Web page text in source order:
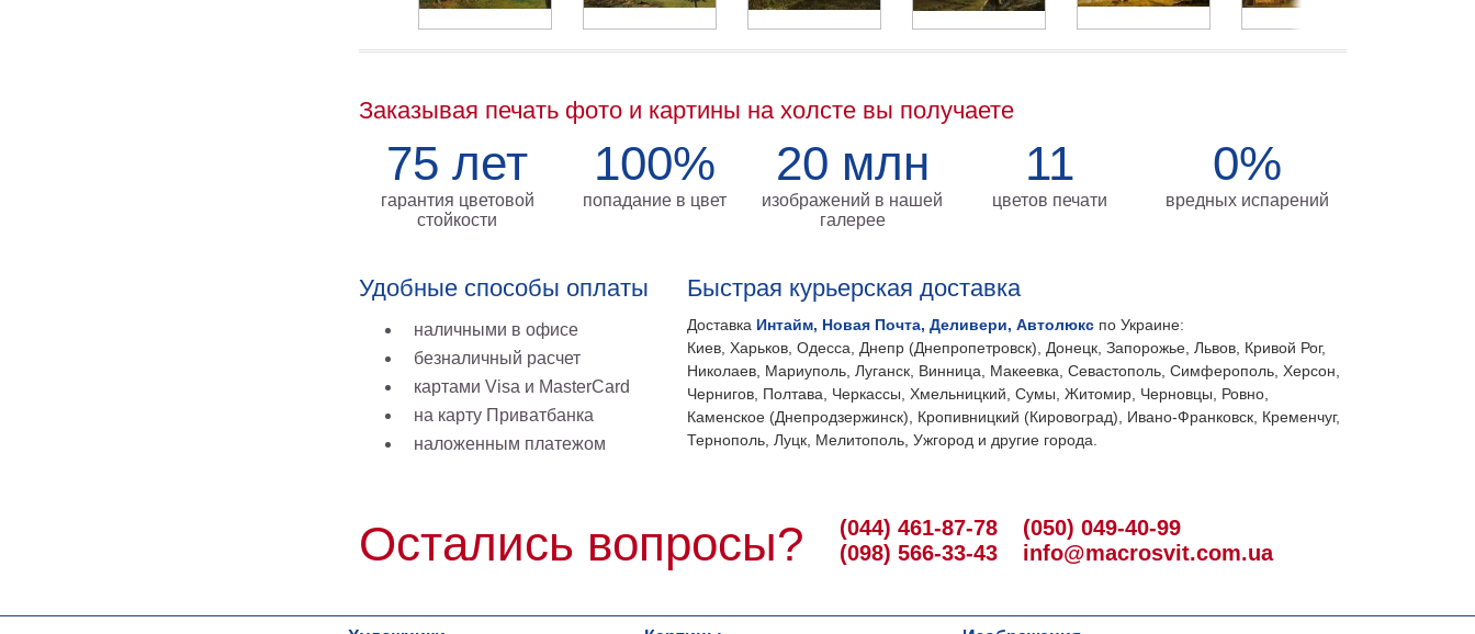
Заказывая печать фото и картины на холсте вы получаете
75 лет
гарантия цветовой
стойкости
100%
попадание в цвет
20 млн
изображений в нашей
галерее
11
цветов печати
0%
вредных испарений
Удобные способы оплаты
наличными в офисе
безналичный расчет
картами Visa и MasterCard
на карту Приватбанка
наложенным платежом
Быстрая курьерская доставка
Доставка Интайм, Новая Почта, Деливери, Автолюкс по Украине:
Киев, Харьков, Одесса, Днепр (Днепропетровск), Донецк, Запорожье, Львов, Кривой Рог,
Николаев, Мариуполь, Луганск, Винница, Макеевка, Севастополь, Симферополь, Херсон,
Чернигов, Полтава, Черкассы, Хмельницкий, Сумы, Житомир, Черновцы, Ровно,
Каменское (Днепродзержинск), Кропивницкий (Кировоград), Ивано-Франковск, Кременчуг,
Тернополь, Луцк, Мелитополь, Ужгород и другие города.
Остались вопросы?
(044) 461-87-78
(098) 566-33-43
(050) 049-40-99
info@macrosvit.com.ua